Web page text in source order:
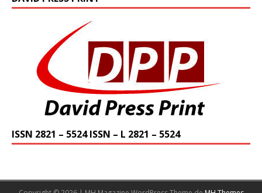
ISSN 2821 – 5524 ISSN – L 2821 – 5524